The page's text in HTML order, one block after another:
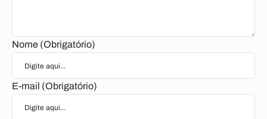
Nome (Obrigatório)
E-mail (Obrigatório)